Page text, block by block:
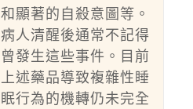
和顯著的自殺意圖等。
病人清醒後通常不記得
曾發生這些事件。目前
上述藥品導致複雜性睡
眠行為的機轉仍未完全